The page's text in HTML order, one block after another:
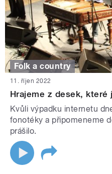
Folk a country
11. říjen 2022
Hrajeme z desek,
Kvůli výpadku internetu
fonotéky a připomeneme
prášilo.